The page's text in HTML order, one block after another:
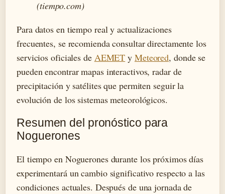
(tiempo.com)
Para datos en tiempo real y actualizaciones
frecuentes, se recomienda consultar directamente los
servicios oficiales de AEMET y Meteored, donde se
pueden encontrar mapas interactivos, radar de
precipitación y satélites que permiten seguir la
evolución de los sistemas meteorológicos.
Resumen del pronóstico para
Noguerones
El tiempo en Noguerones durante los próximos días
experimentará un cambio significativo respecto a las
condiciones actuales. Después de una jornada de